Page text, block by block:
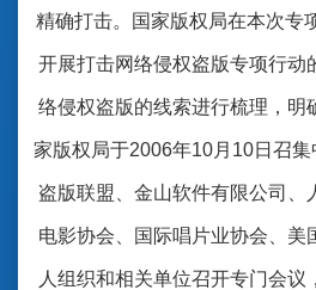
精确打击。国家版权局在本次专
开展打击网络侵权盗版专项行动
络侵权盗版的线索进行梳理，明
家版权局于2006年10月10日召
盗版联盟、金山软件有限公司、
电影协会、国际唱片业协会、美
人组织和相关单位召开专门会议